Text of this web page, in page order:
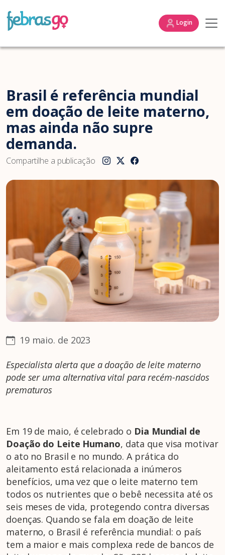
Login
Brasil é referência mundial
em doação de leite materno,
mas ainda não supre
demanda.
Compartilhe a publicação
19 maio. de 2023
Especialista alerta que a doação de leite materno
pode ser uma alternativa vital para recém-nascidos
prematuros
Em 19 de maio, é celebrado o Dia Mundial de
Doação do Leite Humano, data que visa motivar
o ato no Brasil e no mundo. A prática do
aleitamento está relacionada a inúmeros
benefícios, uma vez que o leite materno tem
todos os nutrientes que o bebê necessita até os
seis meses de vida, protegendo contra diversas
doenças. Quando se fala em doação de leite
materno, o Brasil é referência mundial: o país
tem a maior e mais complexa rede de bancos de